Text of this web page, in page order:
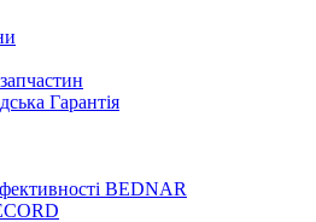
Гарантія
BEDNAR